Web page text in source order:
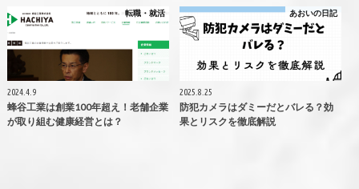
転職・就活
2024.4.9
蜂谷工業は創業100年超え！老舗企業
が取り組む健康経営とは？
あおいの日記
2025.8.25
防犯カメラはダミーだとバレる？効
果とリスクを徹底解説